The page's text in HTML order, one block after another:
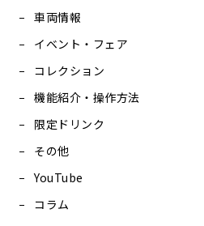
車両情報
イベント・フェア
コレクション
機能紹介・操作方法
限定ドリンク
その他
YouTube
コラム